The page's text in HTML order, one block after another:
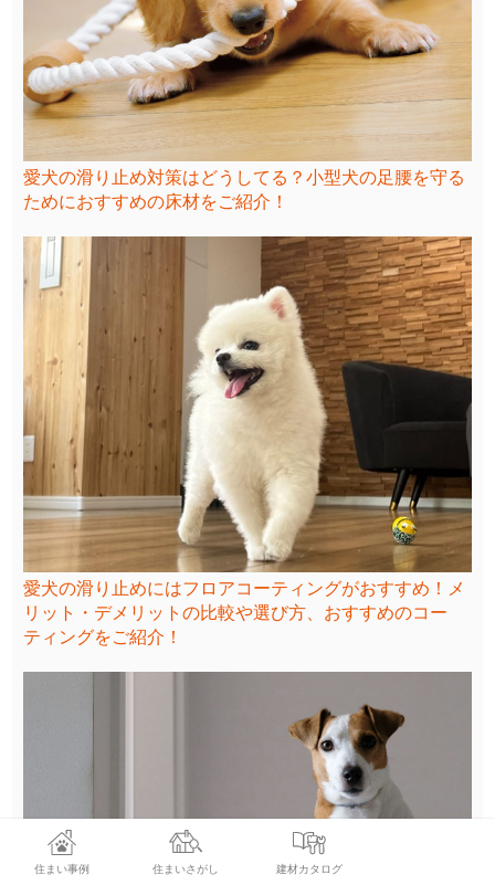
愛犬の滑り止め対策はどうしてる？小型犬の足腰を守る
ためにおすすめの床材をご紹介！
愛犬の滑り止めにはフロアコーティングがおすすめ！メ
リット・デメリットの比較や選び方、おすすめのコー
ティングをご紹介！
住まい事例 住まいさがし 建材カタログ